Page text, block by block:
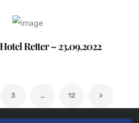
Retter – 23.09.2022
3 … 12